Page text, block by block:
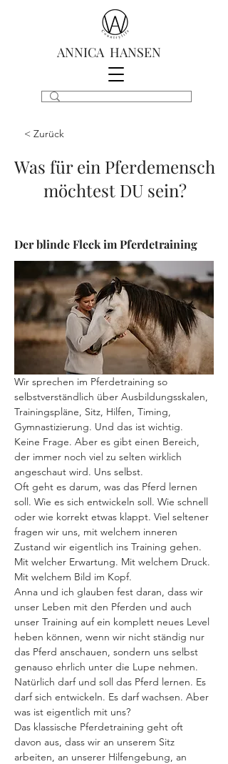
ANNICA HANSEN
< Zurück
Was für ein Pferdemensch
möchtest DU sein?
Der blinde Fleck im Pferdetraining
Wir sprechen im Pferdetraining so
selbstverständlich über Ausbildungsskalen,
Trainingspläne, Sitz, Hilfen, Timing,
Gymnastizierung. Und das ist wichtig.
Keine Frage. Aber es gibt einen Bereich,
der immer noch viel zu selten wirklich
angeschaut wird. Uns selbst.
Oft geht es darum, was das Pferd lernen
soll. Wie es sich entwickeln soll. Wie schnell
oder wie korrekt etwas klappt. Viel seltener
fragen wir uns, mit welchem inneren
Zustand wir eigentlich ins Training gehen.
Mit welcher Erwartung. Mit welchem Druck.
Mit welchem Bild im Kopf.
Anna und ich glauben fest daran, dass wir
unser Leben mit den Pferden und auch
unser Training auf ein komplett neues Level
heben können, wenn wir nicht ständig nur
das Pferd anschauen, sondern uns selbst
genauso ehrlich unter die Lupe nehmen.
Natürlich darf und soll das Pferd lernen. Es
darf sich entwickeln. Es darf wachsen. Aber
was ist eigentlich mit uns?
Das klassische Pferdetraining geht oft
davon aus, dass wir an unserem Sitz
arbeiten, an unserer Hilfengebung, an